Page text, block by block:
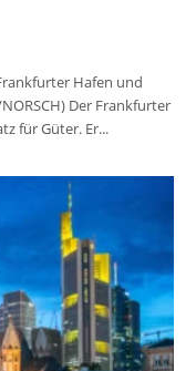
Hafen und
Der Frankfurter
für Güter. Er...